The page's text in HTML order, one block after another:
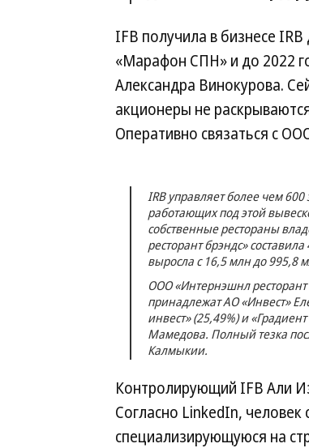
IFB получила в бизнесе
«Марафон СПН» и до 2022
Александра Винокурова.
акционеры не
Оперативно связаться с
IRB управляет более чем
работающих под этой
собственные рестораны
ресторант брэндс»
выросла с 16,5 млн до 995,8
ООО «Интернэшнл ресторант
принадлежат АО «Инвест»
инвест» (25,49%) и
Мамедова. Полный тезка
Калмыкии.
Контролирующий IFB Али
Согласно LinkedIn,
специализирующуюся на